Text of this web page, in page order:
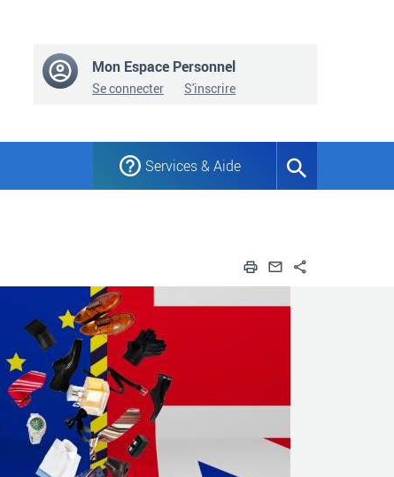
Mon Espace Personnel
Se connecter S'inscrire
Services & Aide
Formulaire
ImprimerEnvoyer par